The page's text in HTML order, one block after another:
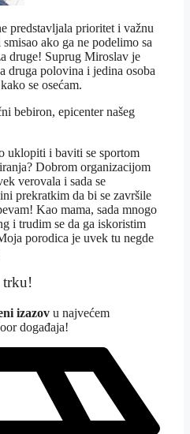
predstavljala prioritet i važnu
ako ga ne podelimo sa
druge! Suprug Miroslav je
druga polovina i jedina osoba
se osećam.
bebiron, epicenter našeg
uklopiti i baviti se sportom
Dobrom organizacijom
verovala i sada se
prekratkim da bi se završile
Kao mama, sada mnogo
i trudim se da ga iskoristim
porodica je uvek tu negde
trku!
izazov u najvećem
događaja!